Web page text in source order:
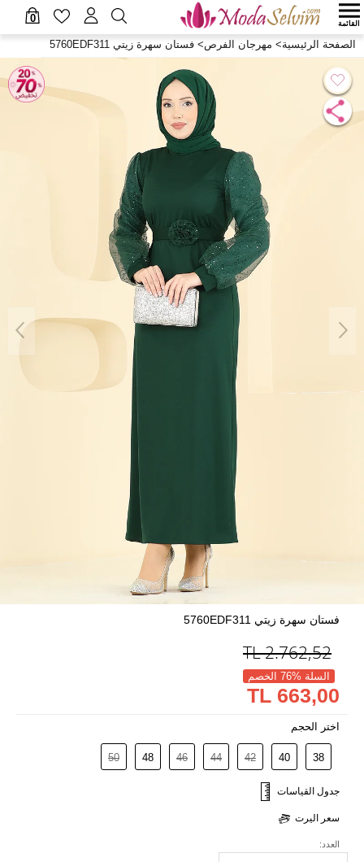
0 القائمة
الصفحة الرئيسية> مهرجان الفرص> فستان سهرة زيتي 5760EDF311
فستان سهرة زيتي 5760EDF311
2.762,52
TL
السلة %76 الخصم
663,00 TL
اختر الحجم
38
40
42
44
46
48
50
جدول القياسات
سعر اليرت
العدد: